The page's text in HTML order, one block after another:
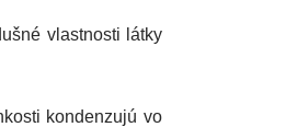
vlastnosti látky
kondenzujú vo